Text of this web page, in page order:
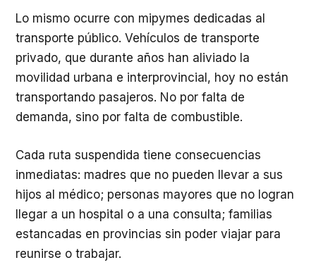
Lo mismo ocurre con mipymes dedicadas al
transporte público. Vehículos de transporte
privado, que durante años han aliviado la
movilidad urbana e interprovincial, hoy no están
transportando pasajeros. No por falta de
demanda, sino por falta de combustible.
Cada ruta suspendida tiene consecuencias
inmediatas: madres que no pueden llevar a sus
hijos al médico; personas mayores que no logran
llegar a un hospital o a una consulta; familias
estancadas en provincias sin poder viajar para
reunirse o trabajar.